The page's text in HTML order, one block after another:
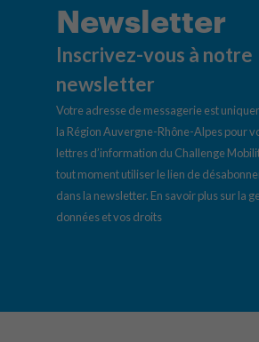
Newsletter
Inscrivez-vous à notre
newsletter
Votre adresse de messagerie est
la Région Auvergne-Rhône-Alpes pour
lettres d’information du Challenge
tout moment utiliser le lien de
dans la newsletter. En savoir plus sur la
données et vos droits